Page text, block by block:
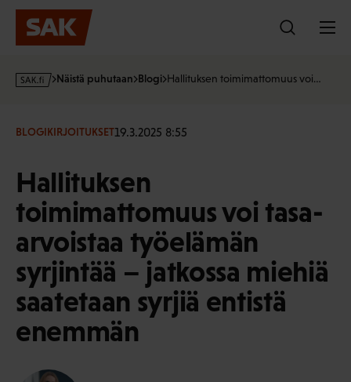
Hyppää
sisältöön
s
·
Näistä puhutaan Blogi Hallituksen toimimattomuus voi…
BLOGIKIRJOITUKSET19.3.2025 8:55
Hallituksen
toimimattomuus voi tasa-
arvoistaa työelämän
syrjintää – jatkossa miehiä
saatetaan syrjiä entistä
enemmän